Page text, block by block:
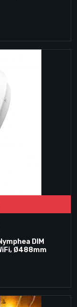
DIM
Ø488mm